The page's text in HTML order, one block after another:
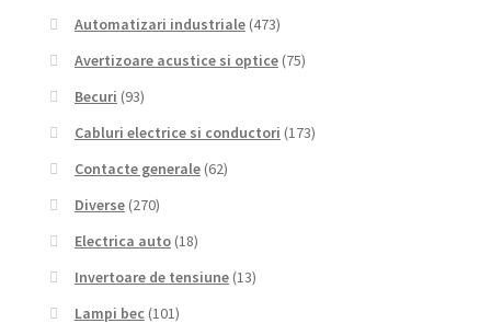
Automatizari industriale (473)
Avertizoare acustice si optice (75)
Becuri (93)
Cabluri electrice si conductori (173)
Contacte generale (62)
Diverse (270)
Electrica auto (18)
Invertoare de tensiune (13)
Lampi bec (101)